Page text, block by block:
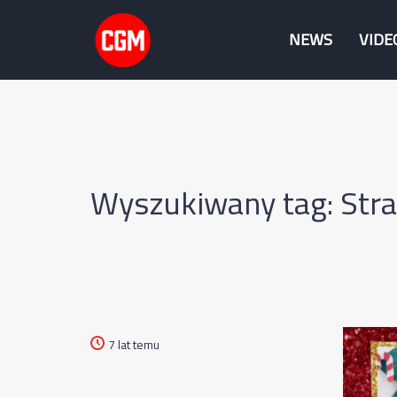
NEWS
Wyszukiwany tag:
7 lat temu